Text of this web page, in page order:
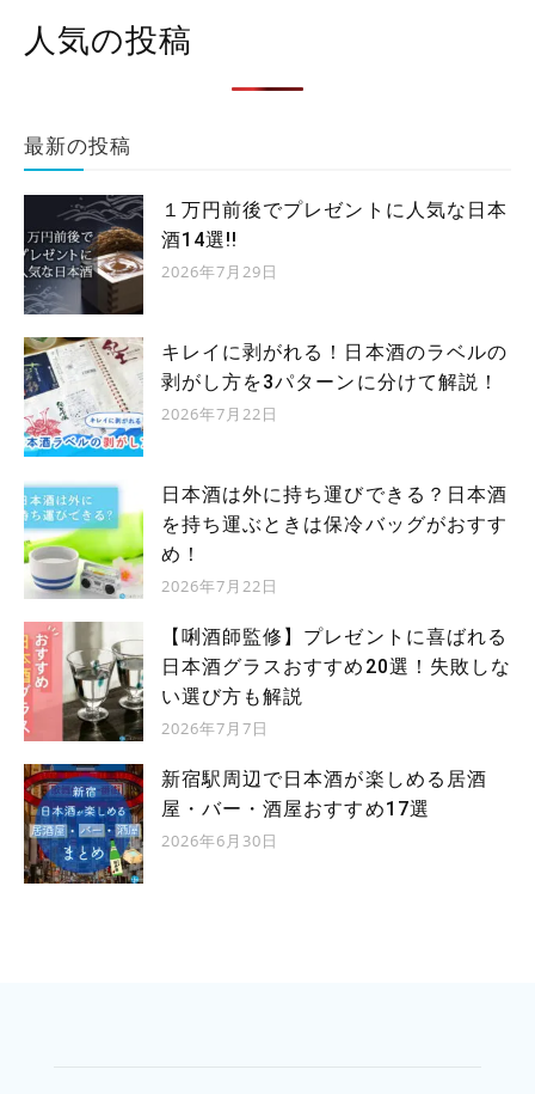
人気の投稿
最新の投稿
１万円前後でプレゼントに人気な日本
酒14選!!
2026年7月29日
キレイに剥がれる！日本酒のラベルの
剥がし方を3パターンに分けて解説！
2026年7月22日
日本酒は外に持ち運びできる？日本酒
を持ち運ぶときは保冷バッグがおすす
め！
2026年7月22日
【唎酒師監修】プレゼントに喜ばれる
日本酒グラスおすすめ20選！失敗しな
い選び方も解説
2026年7月7日
新宿駅周辺で日本酒が楽しめる居酒
屋・バー・酒屋おすすめ17選
2026年6月30日